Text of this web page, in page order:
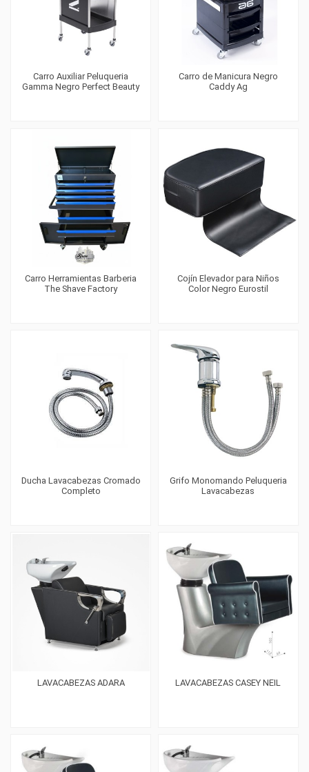
Carro Auxiliar Peluqueria
Gamma Negro Perfect Beauty
Carro de Manicura Negro
Caddy Ag
Carro Herramientas Barberia
The Shave Factory
Cojín Elevador para Niños
Color Negro Eurostil
Ducha Lavacabezas Cromado
Completo
Grifo Monomando Peluqueria
Lavacabezas
LAVACABEZAS ADARA LAVACABEZAS CASEY NEIL